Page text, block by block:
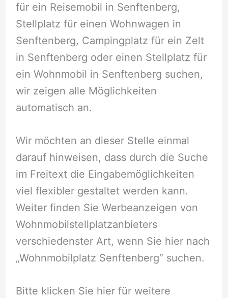
für ein Reisemobil in Senftenberg,
Stellplatz für einen Wohnwagen in
Senftenberg, Campingplatz für ein Zelt
in Senftenberg oder einen Stellplatz für
ein Wohnmobil in Senftenberg suchen,
wir zeigen alle Möglichkeiten
automatisch an.
Wir möchten an dieser Stelle einmal
darauf hinweisen, dass durch die Suche
im Freitext die Eingabemöglichkeiten
viel flexibler gestaltet werden kann.
Weiter finden Sie Werbeanzeigen von
Wohnmobilstellplatzanbieters
verschiedenster Art, wenn Sie hier nach
„Wohnmobilplatz Senftenberg“ suchen.
Bitte klicken Sie hier für weitere